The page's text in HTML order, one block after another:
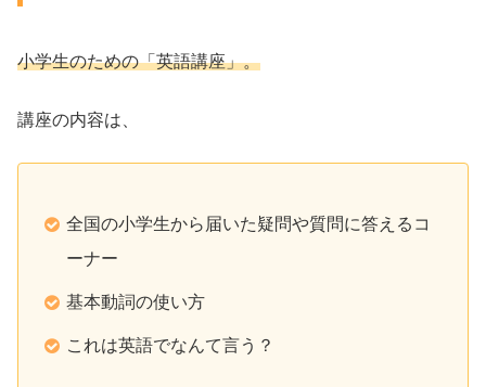
小学生のための「英語講座」。
講座の内容は、
全国の小学生から届いた疑問や質問に答えるコ
ーナー
基本動詞の使い方
これは英語でなんて言う？